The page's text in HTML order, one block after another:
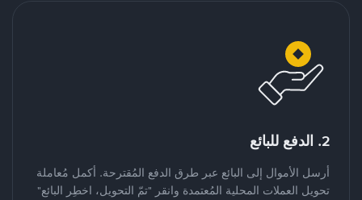
2. الدفع للبائع
أرسل الأموال إلى البائع عبر طرق الدفع المُقترحة. أكمل مُعاملة
تحويل العملات المحلية المُعتمدة وانقر "تمّ التحويل، اخطِر البائع"